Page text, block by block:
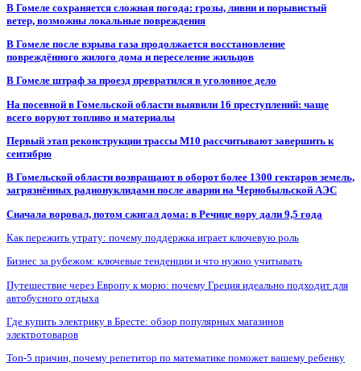
В Гомеле сохраняется сложная погода: грозы, ливни и порывистый
ветер, возможны локальные повреждения
В Гомеле после взрыва газа продолжается восстановление
повреждённого жилого дома и переселение жильцов
В Гомеле штраф за проезд превратился в уголовное дело
На посевной в Гомельской области выявили 16 преступлений: чаще
всего воруют топливо и материалы
Первый этап реконструкции трассы М10 рассчитывают завершить к
сентябрю
В Гомельской области возвращают в оборот более 1300 гектаров земель,
загрязнённых радионуклидами после аварии на Чернобыльской АЭС
Сначала воровал, потом сжигал дома: в Речице вору дали 9,5 года
Как пережить утрату: почему поддержка играет ключевую роль
Бизнес за рубежом: ключевые тенденции и что нужно учитывать
Путешествие через Европу к морю: почему Греция идеально подходит для
автобусного отдыха
Где купить электрику в Бресте: обзор популярных магазинов
электротоваров
Топ-5 причин, почему репетитор по математике поможет вашему ребенку